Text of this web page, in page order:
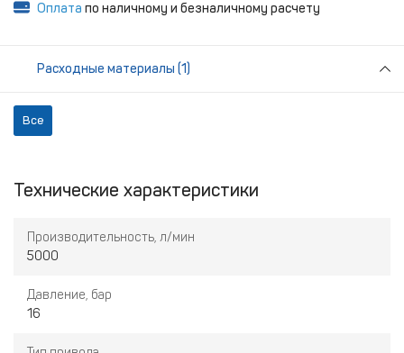
Оплата по наличному и безналичному расчету
Расходные материалы (1)
Все
Технические характеристики
Производительность, л/мин
5000
Давление, бар
16